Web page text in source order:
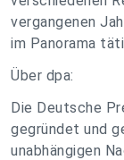
vergangenen
im Panorama
Über dpa:
Die Deutsche
gegründet und
unabhängigen